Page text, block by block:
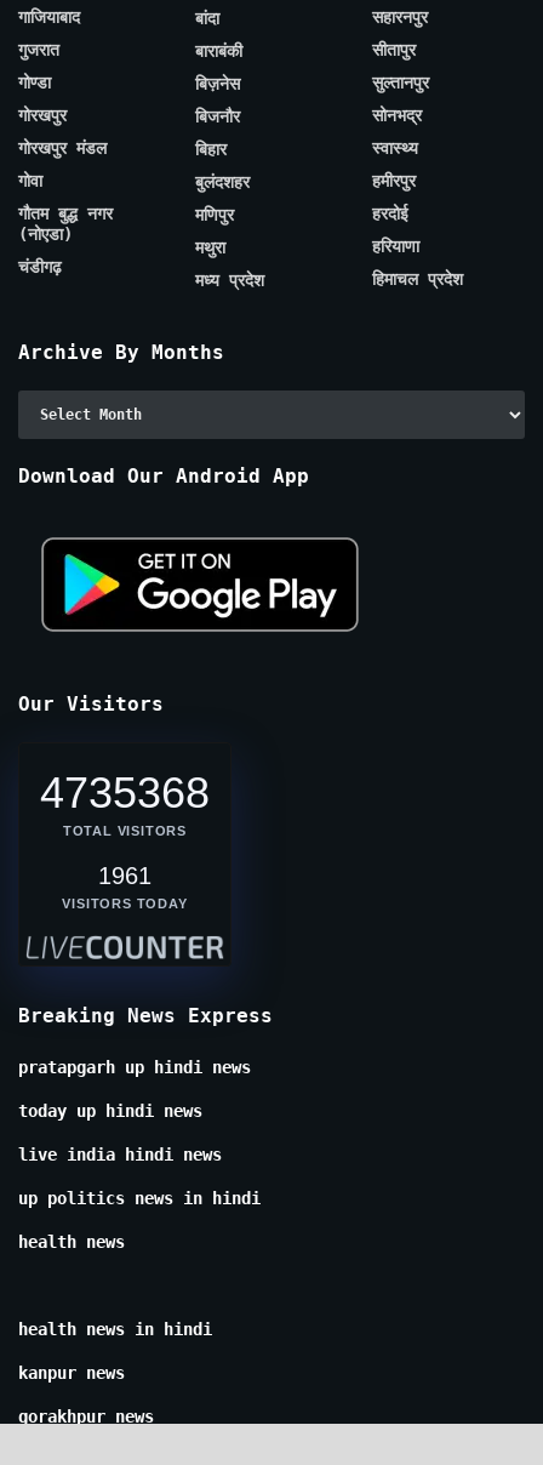
गाजियाबाद
गुजरात
गोण्डा
गोरखपुर
गोरखपुर मंडल
गोवा
गौतम बुद्ध नगर
(नोएडा)
चंडीगढ़
बांदा
बाराबंकी
बिज़नेस
बिजनौर
बिहार
बुलंदशहर
मणिपुर
मथुरा
मध्य प्रदेश
सहारनपुर
सीतापुर
सुल्तानपुर
सोनभद्र
स्वास्थ्य
हमीरपुर
हरदोई
हरियाणा
हिमाचल प्रदेश
Archive By Months
Download Our Android App
Our Visitors
4735368
TOTAL VISITORS
1961
VISITORS TODAY
Breaking News Express
pratapgarh up hindi news
today up hindi news
live india hindi news
up politics news in hindi
health news
health news in hindi
kanpur news
gorakhpur news